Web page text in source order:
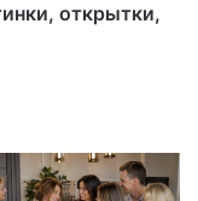
открытки,